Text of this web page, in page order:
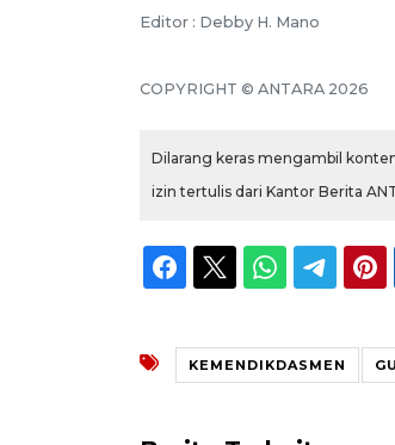
Editor : Debby H. Mano
COPYRIGHT © ANTARA 2026
Dilarang keras mengambil
izin tertulis dari Kantor Berita
KEMENDIKDASMEN